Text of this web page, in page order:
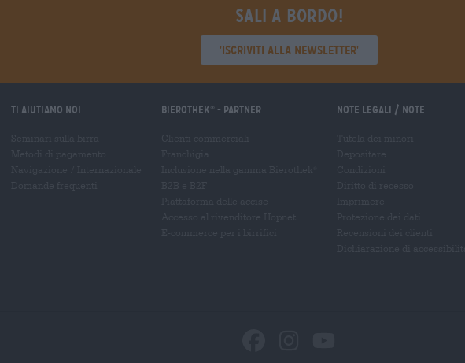
Sali a bordo!
'Iscriviti alla newsletter'
Ti aiutiamo noi Bierothek - Partner Note legali / Note